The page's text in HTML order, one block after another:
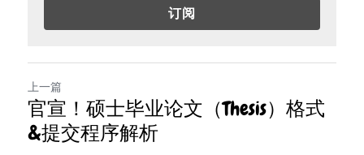
订阅
上一篇
官宣！硕士毕业论文（Thesis）格式
&提交程序解析